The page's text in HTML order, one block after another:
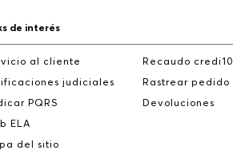
de interés
al cliente
judiciales
PQRS
ELA
del sitio
Recaudo credi10
Rastrear pedido
Devoluciones